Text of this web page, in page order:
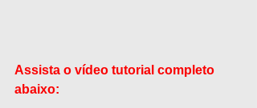
Assista o vídeo tutorial completo
abaixo: